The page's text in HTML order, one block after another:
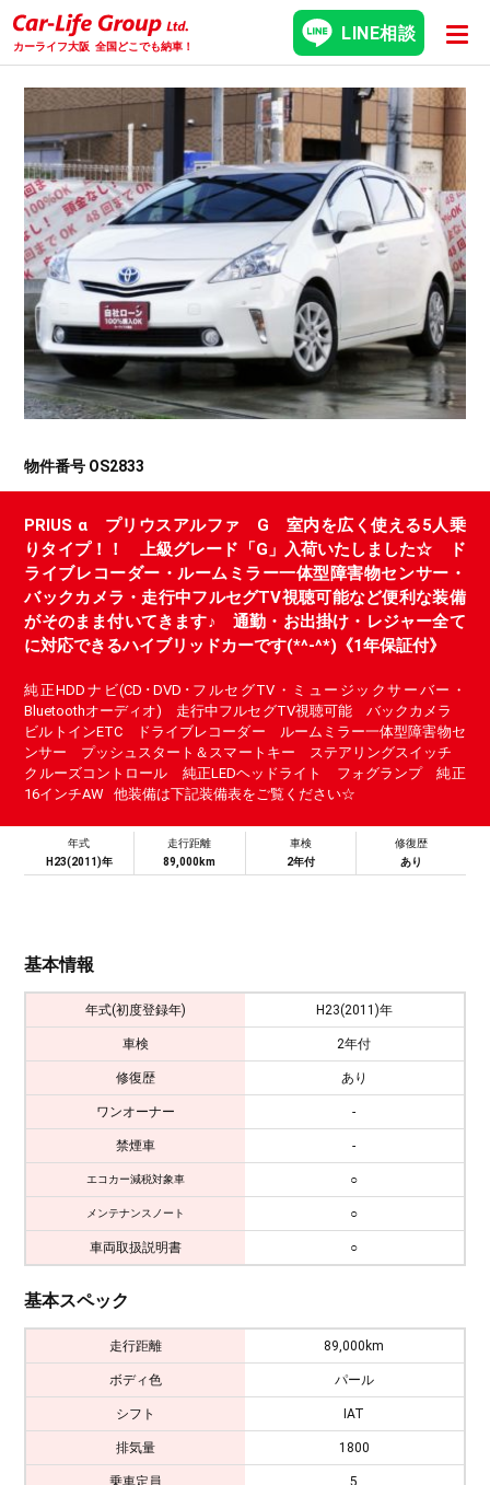
カーライフ大阪 全国どこでも納車！
LINE相談
物件番号 OS2833
PRIUS α プリウスアルファ G 室内を広く使える5人乗
りタイプ！！ 上級グレード「G」入荷いたしました☆ ド
ライブレコーダー・ルームミラー一体型障害物センサー・
バックカメラ・走行中フルセグTV視聴可能など便利な装備
がそのまま付いてきます♪ 通勤・お出掛け・レジャー全て
に対応できるハイブリッドカーです(*^-^*)《1年保証付》
純正HDDナビ(CD･DVD･フルセグTV・ミュージックサーバー・
Bluetoothオーディオ) 走行中フルセグTV視聴可能 バックカメラ
ビルトインETC ドライブレコーダー ルームミラー一体型障害物セ
ンサー プッシュスタート＆スマートキー ステアリングスイッチ
クルーズコントロール 純正LEDヘッドライト フォグランプ 純正
16インチAW 他装備は下記装備表をご覧ください☆
年式
H23(2011)年
走行距離
89,000km
車検
2年付
修復歴
あり
基本情報
年式(初度登録年) H23(2011)年
車検 2年付
修復歴 あり
ワンオーナー -
禁煙車 -
エコカー減税対象車 ○
メンテナンスノート ○
車両取扱説明書 ○
基本スペック
走行距離 89,000km
ボディ色 パール
シフト IAT
排気量 1800
乗車定員 5